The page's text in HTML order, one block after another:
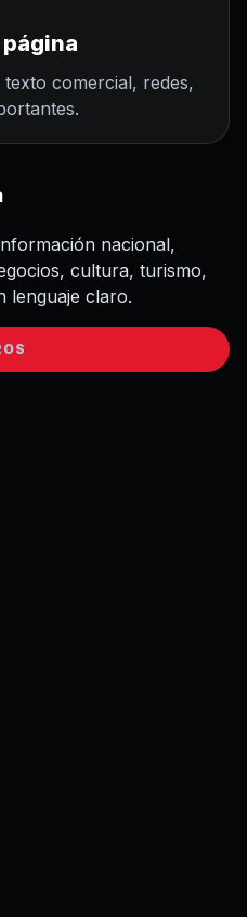
comercial, redes,
nacional,
cultura, turismo,
lenguaje claro.